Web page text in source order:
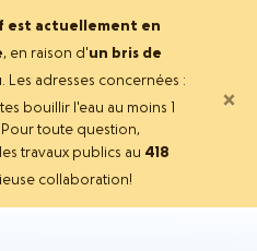
est actuellement en
, en raison d'un bris de
. Les adresses concernées :
bouillir l'eau au moins 1
toute question,
travaux publics au 418
collaboration!
×